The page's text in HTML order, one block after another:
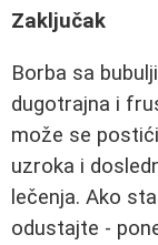
Zaključak
Borba sa
dugotrajna i
može se
uzroka i
lečenja. Ako
odustajte -